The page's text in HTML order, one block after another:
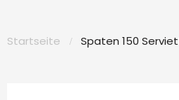
Startseite Spaten 150